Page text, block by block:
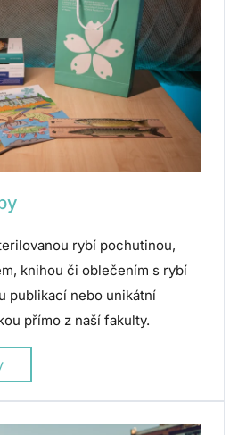
rybí pochutinou,
knihou či oblečením s rybí
publikací nebo unikátní
přímo z naší fakulty.